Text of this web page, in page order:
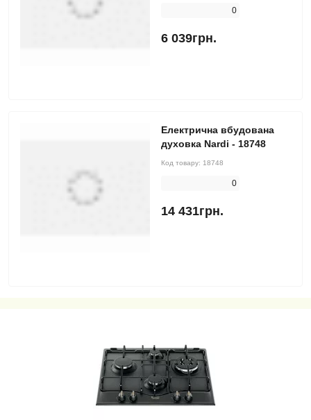
0
6 039грн.
Електрична вбудована
духовка Nardi - 18748
Код товару: 18748
0
14 431грн.